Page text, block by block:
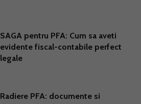
SAGA pentru PFA: Cum sa aveti
evidente fiscal-contabile perfect
legale
Radiere PFA: documente si